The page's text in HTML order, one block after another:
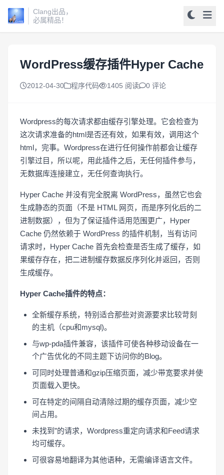
Clang出品，
必属精品！
WordPress缓存插件Hyper Cache
2012-04-30 程序代码 1405 阅读 0 评论
Wordpress的每次请求都由缓存引擎处理。它会检查为
这次请求准备的html是否还有效，如果有效，调用这个
html，完事。Wordpress在进行任何操作前都会让缓存
引擎过目，所以呢，用此插件之后，无任何插件参与，
无数据库连接建立，无任何查询执行。
Hyper Cache 并没有完全脱离 WordPress，虽然它也会
生成静态的页面（不是 HTML 网页，而是序列化后的二
进制数据），但为了保证插件适用范围更广，Hyper
Cache 仍然依赖于 WordPress 的插件机制，当有访问
请求时，Hyper Cache 首先会检查是否生成了缓存，如
果缓存存在，把二进制缓存数据反序列化并返回，否则
生成缓存。
Hyper Cache插件的特点：
全新缓存系统，特别适合那些对资源要求比较苛刻
的主机（cpu和mysql)。
与wp-pda插件兼容，该插件可使各种移动设备在一
个广告优化的不同主题下访问你的Blog。
可同时处理普通和gzip压缩页面，减少带宽要求并使
页面载入更快。
可在特定的间隔自动清除过期的缓存页面，减少空
间占用。
未找到”的请求，Wordpress重定向请求和Feed请求
均可缓存。
可很容易地翻译为其他语种，无需编译语言文件。